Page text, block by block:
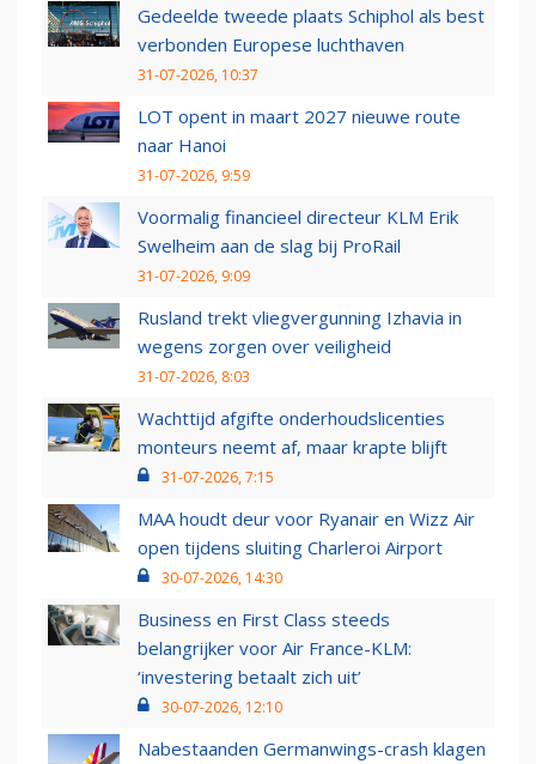
Gedeelde tweede plaats Schiphol als best
verbonden Europese luchthaven
31-07-2026, 10:37
LOT opent in maart 2027 nieuwe route
naar Hanoi
31-07-2026, 9:59
Voormalig financieel directeur KLM Erik
Swelheim aan de slag bij ProRail
31-07-2026, 9:09
Rusland trekt vliegvergunning Izhavia in
wegens zorgen over veiligheid
31-07-2026, 8:03
Wachttijd afgifte onderhoudslicenties
monteurs neemt af, maar krapte blijft
31-07-2026, 7:15
MAA houdt deur voor Ryanair en Wizz Air
open tijdens sluiting Charleroi Airport
30-07-2026, 14:30
Business en First Class steeds
belangrijker voor Air France-KLM:
‘investering betaalt zich uit’
30-07-2026, 12:10
Nabestaanden Germanwings-crash klagen